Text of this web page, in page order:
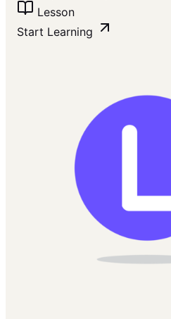
Lesson
Start Learning